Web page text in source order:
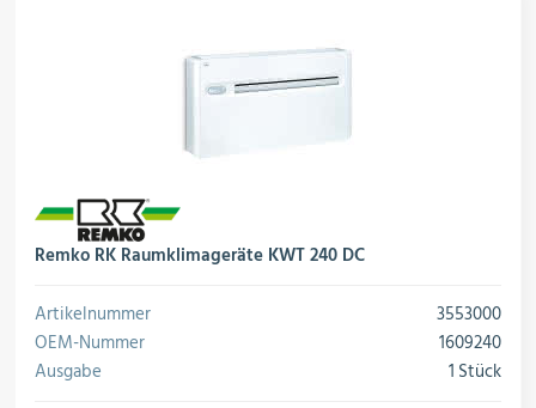
Remko RK Raumklimageräte KWT 240 DC
Artikelnummer
3553000
OEM-Nummer
1609240
Ausgabe
1 Stück